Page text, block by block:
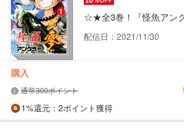
☆★全3巻！『怪魚アン
配信日：2021/11/30
購入
通常300ポイント
1%還元 ：2ポイント獲得